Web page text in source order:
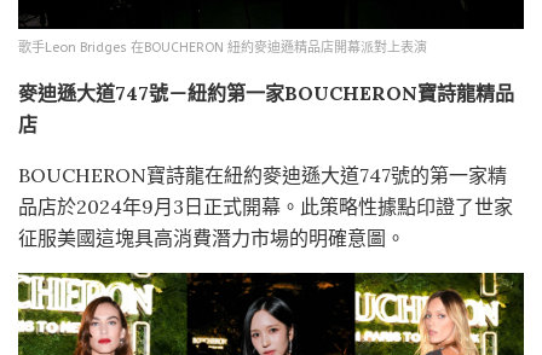
歌手Leon Bridges 在BOUCHERON 紐約麥迪遜精品店開幕派對上表演
麥迪遜大道747號－紐約第一家BOUCHERON寶詩龍精品
店
BOUCHERON寶詩龍在紐約麥迪遜大道747號的第一家精
品店於2024年9月3日正式開幕。此策略性據點印證了世家
征服美國這塊具高消費潛力市場的明確意圖。